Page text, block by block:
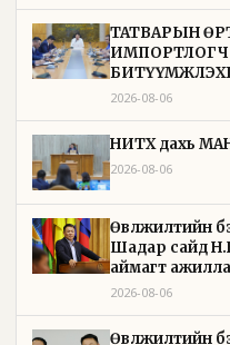
ТАТВАРЫН
ИМПОРТЛОГЧ
2026-08-06
НИТХ дахь
2026-08-06
Өвөлжилтийн
Шадар сайд
аймагт
2026-08-06
Өвөлжилтийн